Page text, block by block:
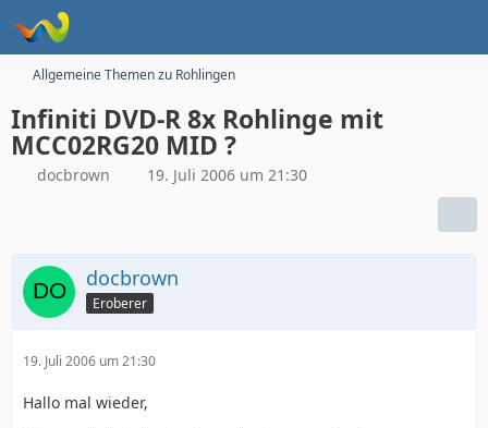
Allgemeine Themen zu Rohlingen
Infiniti DVD-R 8x Rohlinge mit
MCC02RG20 MID ?
docbrown 19. Juli 2006 um 21:30
docbrown
Eroberer
19. Juli 2006 um 21:30
Hallo mal wieder,